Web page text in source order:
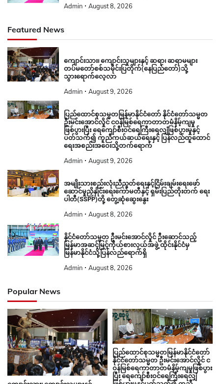
Admin August 8, 2026
Featured News
ကျောင်းသား၊ ကျောင်းသူများနှင့် ဆရာ၊ ဆရာမများ
တပ်မတော်စစ်သမိုင်းပြတိုက်(နေပြည်တော်)သို့
သွားရောက်လေ့လာ
Admin August 9, 2026
ပြည်ထောင်စုသမ္မတမြန်မာနိုင်ငံတော် နိုင်ငံတော်သမ္မတ
ဦးမင်းအောင်လှိုင် ငဝန်မြစ်ရေကာတာတမံနိမ့်ကျမှု
ဖြစ်ပွားပြီး ရေကျော်စီးဝင်ရေကြီးရေလျှံဖြစ်ပွားမှုနှင့်
ပတ်သက်၍ ကူညီကယ်ဆယ်ရေးနှင့် ပြန်လည်ထူထောင်
ရေးအစည်းအဝေးသို့တက်ရောက်
Admin August 9, 2026
အမျိုးသားစည်းလုံးညီညွတ်ရေးနှင့်ငြိမ်းချမ်းရေးဖော်
ဆောင်မှုညှိနှိုင်းရေးကော်မတီနှင့် ရှမ်းပြည်တိုးတက် ရေး
ပါတီ(SSPP)တို့ တွေ့ဆုံဆွေးနွေး
Admin August 8, 2026
နိုင်ငံတော်သမ္မတ ဦးမင်းအောင်လှိုင် ဦးဆောင်သည့်
မြန်မာအဆင့်မြင့်ကိုယ်စားလှယ်အဖွဲ့ ထိုင်းနိုင်ငံမှ
မြန်မာနိုင်ငံသို့ပြန်လည်ရောက်ရှိ
Admin August 8, 2026
Popular News
ပြည်ထောင်စုသမ္မတမြန်မာနိုင်ငံတော်
နိုင်ငံတော်သမ္မတ ဦးမင်းအောင်လှိုင် င
ဝန်မြစ်ရေကာတာတမံနိမ့်ကျမှုဖြစ်ပွား
ပြီး ရေကျော်စီးဝင်ရေကြီးရေလျှံ